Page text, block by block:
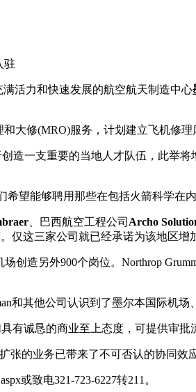
驻
活力和快速发展的航空航天制造中心
大修(MRO)服务，计划建立飞机修
造一支重要的当地人才队伍，此举
望能够聘用那些在包括火箭科学在
、巴西航空工程公司 Archo
仅这三家公司就已经承诺为该地区增
创造另外900个岗位。Northrop
和其他公司认识到了墨尔本国际机场
有诚恳的商业至上态度，可提供审
张的业务已带来了不可否认的协同
或致电321-723-6227转211。